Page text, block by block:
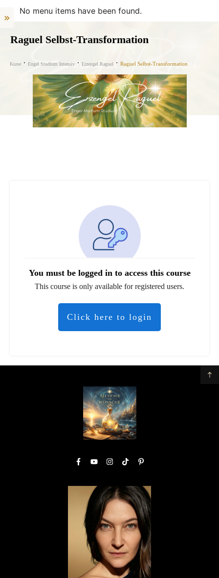
No menu items have been found.
Raguel Selbst-Transformation
Kurse Engel Studium Intensiv Erzengel Raguel Raguel Selbst-Transformation
You must be logged in to access this course
This course is only available for registered users.
Click here to login